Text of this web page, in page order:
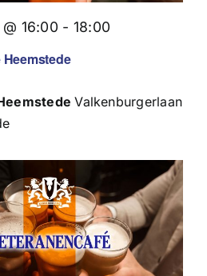
16:00 - 18:00
Valkenburgerlaan